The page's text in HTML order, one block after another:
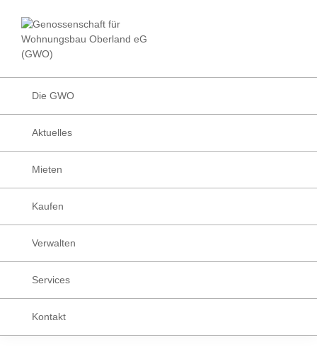
Hauptnavigation
springen
Inhalt
springen
Fußzeile
springen
für
Wohnungsbau
Oberland
eG
(GWO)
Die GWO
Aktuelles
Mieten
Kaufen
Verwalten
Services
Kontakt